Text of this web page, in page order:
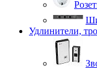
Удлинители,